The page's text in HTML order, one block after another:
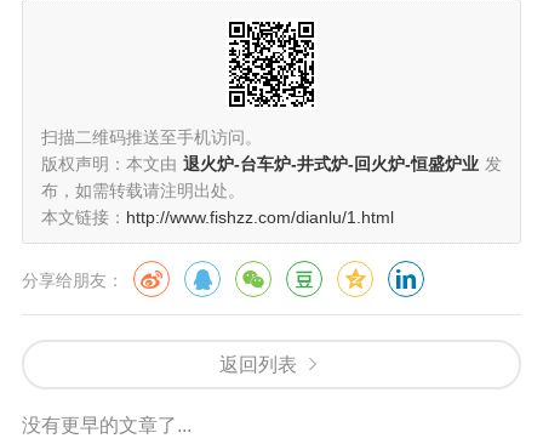
扫描二维码推送至手机访问。
版权声明：本文由 退火炉-台车炉-井式炉-回火炉-恒盛炉业 发
布，如需转载请注明出处。
本文链接： http://www.fishzz.com/dianlu/1.html
分享给朋友：
返回列表
没有更早的文章了...